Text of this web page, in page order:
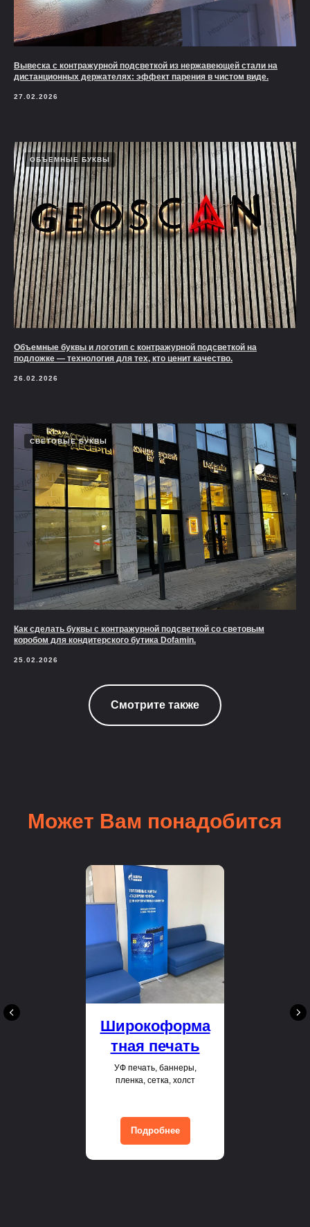
Вывеска с контражурной подсветкой из нержавеющей стали на
дистанционных держателях: эффект парения в чистом виде.
27.02.2026
ОБЪЕМНЫЕ БУКВЫ
Объемные буквы и логотип с контражурной подсветкой на
подложке — технология для тех, кто ценит качество.
26.02.2026
СВЕТОВЫЕ БУКВЫ
Как сделать буквы с контражурной подсветкой со световым
коробом для кондитерского бутика Dofamin.
25.02.2026
Смотрите также
Может Вам понадобится
Широкоформа
тная печать
УФ печать, баннеры,
пленка, сетка, холст
Подробнее